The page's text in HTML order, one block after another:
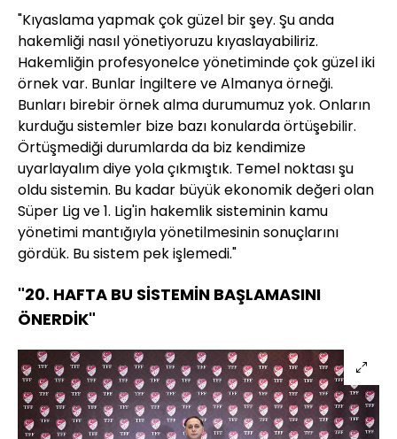
"Kıyaslama yapmak çok güzel bir şey. Şu anda
hakemliği nasıl yönetiyoruzu kıyaslayabiliriz.
Hakemliğin profesyonelce yönetiminde çok güzel iki
örnek var. Bunlar İngiltere ve Almanya örneği.
Bunları birebir örnek alma durumumuz yok. Onların
kurduğu sistemler bize bazı konularda örtüşebilir.
Örtüşmediği durumlarda da biz kendimize
uyarlayalım diye yola çıkmıştık. Temel noktası şu
oldu sistemin. Bu kadar büyük ekonomik değeri olan
Süper Lig ve 1. Lig'in hakemlik sisteminin kamu
yönetimi mantığıyla yönetilmesinin sonuçlarını
gördük. Bu sistem pek işlemedi."
"20. HAFTA BU SİSTEMİN BAŞLAMASINI
ÖNERDİK"